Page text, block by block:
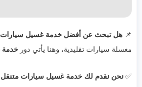
📌 هل تبحث عن أفضل خدمة غسيل سيارات
مغسلة سيارات تقليدية، وهنا يأتي دور خدمة
✅ نحن نقدم لك خدمة غسيل سيارات